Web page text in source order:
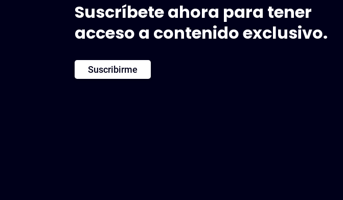
Suscríbete ahora para tener
acceso a contenido exclusivo.
Suscribirme